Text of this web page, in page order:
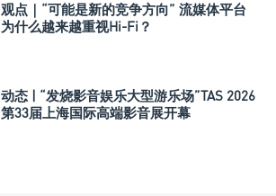
观点｜“可能是新的竞争方向” 流媒体平台
为什么越来越重视Hi-Fi？
动态 | “发烧影音娱乐大型游乐场”TAS 2026
第33届上海国际高端影音展开幕